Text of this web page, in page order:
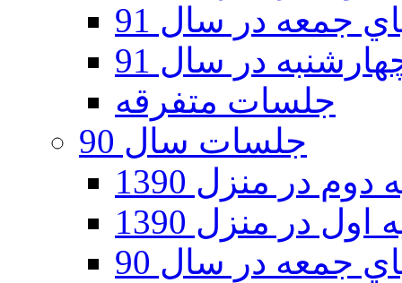
جمعه در سال 91
در سال 91
جلسات متفرقه
جلسات سال 90
در منزل 1390
در منزل 1390
جمعه در سال 90